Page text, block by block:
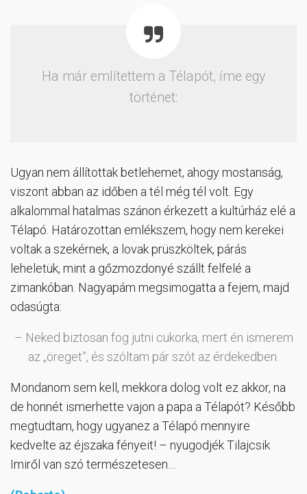
Ha már említettem a Télapót, íme egy
történet:
Ugyan nem állítottak betlehemet, ahogy mostanság,
viszont abban az időben a tél még tél volt. Egy
alkalommal hatalmas szánon érkezett a kultúrház elé a
Télapó. Határozottan emlékszem, hogy nem kerekei
voltak a szekérnek, a lovak prüszköltek, párás
leheletük, mint a gőzmozdonyé szállt felfelé a
zimankóban. Nagyapám megsimogatta a fejem, majd
odasúgta:
– Neked biztosan fog jutni cukorka, mert én ismerem
az „öreget”, és szóltam pár szót az érdekedben.
Mondanom sem kell, mekkora dolog volt ez akkor, na
de honnét ismerhette vajon a papa a Télapót? Később
megtudtam, hogy ugyanez a Télapó mennyire
kedvelte az éjszaka fényeit! – nyugodjék Tilajcsik
Imiről van szó természetesen…